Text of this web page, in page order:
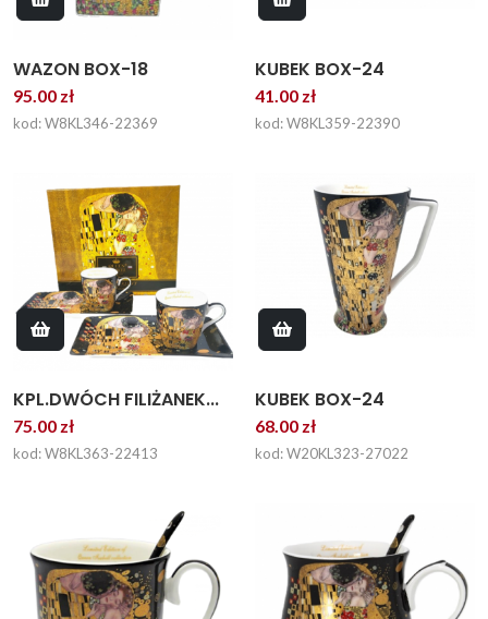
WAZON BOX-18
95.00 zł
kod: W8KL346-22369
KUBEK BOX-24
41.00 zł
kod: W8KL359-22390
KPL.DWÓCH FILIŻANEK...
75.00 zł
kod: W8KL363-22413
KUBEK BOX-24
68.00 zł
kod: W20KL323-27022